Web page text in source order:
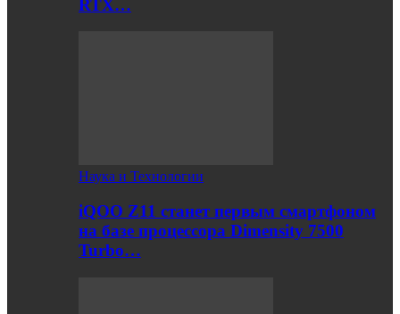
RTX…
Наука и Технологии
iQOO Z11 станет первым смартфоном
на базе процессора Dimensity 7500
Turbo…